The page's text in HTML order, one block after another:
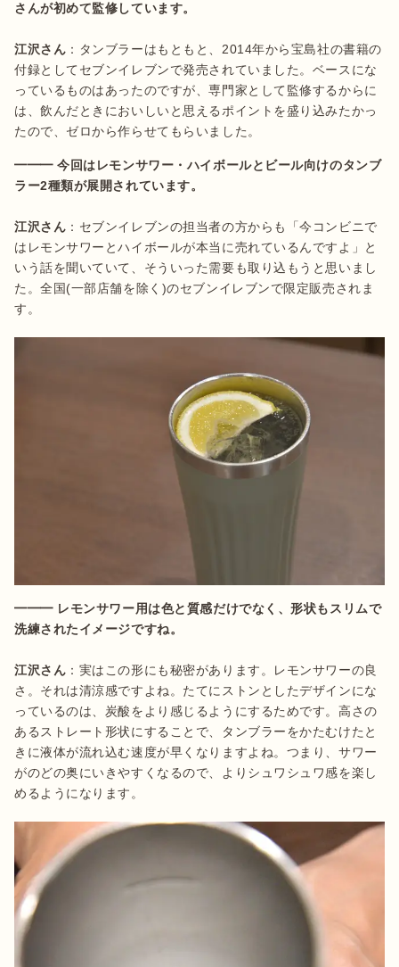
さんが初めて監修しています。
江沢さん ：タンブラーはもともと、2014年から宝島社の書籍の
付録としてセブンイレブンで発売されていました。ベースにな
っているものはあったのですが、専門家として監修するからに
は、飲んだときにおいしいと思えるポイントを盛り込みたかっ
たので、ゼロから作らせてもらいました。
━━━ 今回はレモンサワー・ハイボールとビール向けのタンブ
ラー2種類が展開されています。
江沢さん ：セブンイレブンの担当者の方からも「今コンビニで
はレモンサワーとハイボールが本当に売れているんですよ」と
いう話を聞いていて、そういった需要も取り込もうと思いまし
た。全国(一部店舗を除く)のセブンイレブンで限定販売されま
す。
━━━ レモンサワー用は色と質感だけでなく、形状もスリムで
江沢さん ：実はこの形にも秘密があります。レモンサワーの良
さ。それは清涼感ですよね。たてにストンとしたデザインにな
っているのは、炭酸をより感じるようにするためです。高さの
あるストレート形状にすることで、タンブラーをかたむけたと
きに液体が流れ込む速度が早くなりますよね。つまり、サワー
がのどの奥にいきやすくなるので、よりシュワシュワ感を楽し
めるようになります。